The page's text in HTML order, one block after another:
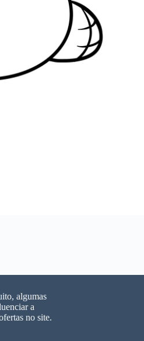
algumas
a
no site.